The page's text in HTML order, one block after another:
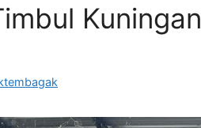
Kuningan